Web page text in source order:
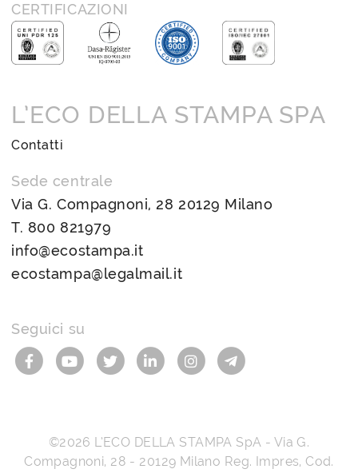
CERTIFICAZIONI
L’ECO DELLA STAMPA SPA
Contatti
Sede centrale
Via G. Compagnoni, 28 20129 Milano
T. 800 821979
info@ecostampa.it
ecostampa@legalmail.it
Seguici su
©2026 L’ECO DELLA STAMPA SpA - Via G.
Compagnoni, 28 - 20129 Milano Reg. Impres, Cod.